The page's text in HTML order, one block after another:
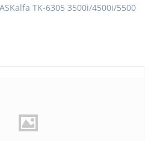
TK-6305 3500i/4500i/5500